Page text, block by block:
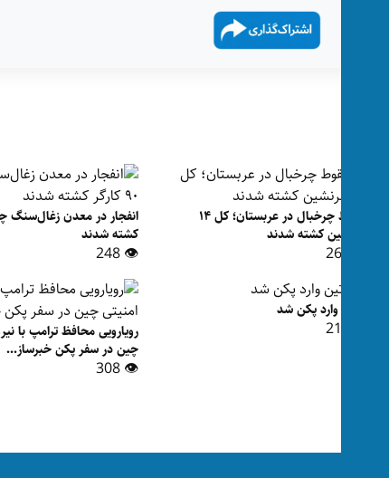
سقوط چرخبال در عربستان؛ کل ۱۴
سرنشین کشته شدند
کشته شدند
👁 248
پوتین وارد پکن شد
رویارویی محافظ ترامپ با
چین در سفر پکن خبرساز...
👁 308